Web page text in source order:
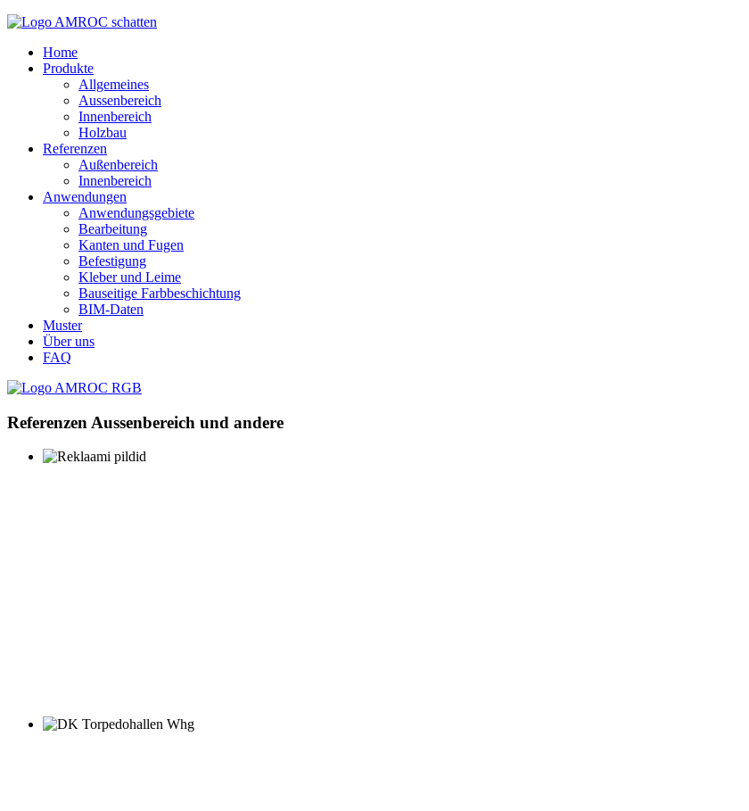
Home
Produkte
Allgemeines
Aussenbereich
Innenbereich
Holzbau
Referenzen
Außenbereich
Innenbereich
Anwendungen
Anwendungsgebiete
Bearbeitung
Kanten und Fugen
Befestigung
Kleber und Leime
Bauseitige Farbbeschichtung
BIM-Daten
Muster
Über uns
FAQ
Referenzen Aussenbereich und andere